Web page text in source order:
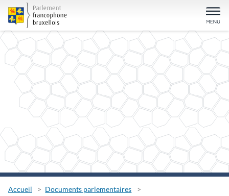
Accueil
Documents parlementaires